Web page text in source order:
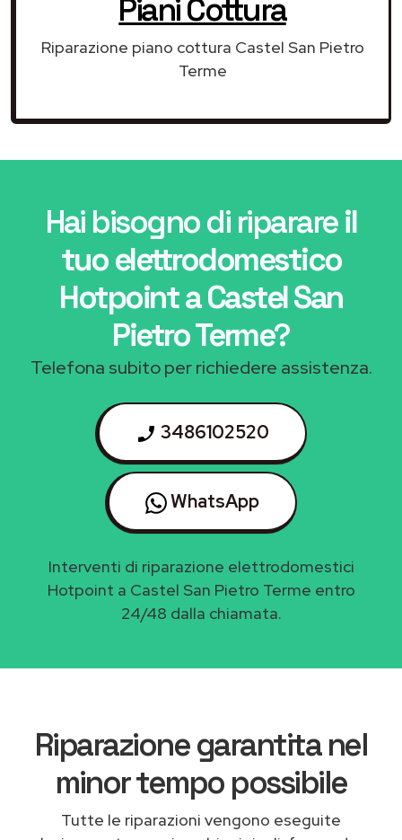
Piani Cottura
Riparazione piano cottura Castel San Pietro
Terme
Hai bisogno di riparareil
tuo elettrodomestico
Hotpoint a Castel San
Pietro Terme?
Telefona subito per richiedere assistenza.
3486102520
WhatsApp
Interventi di riparazione elettrodomestici
Hotpoint a Castel San Pietro Terme entro
24/48 dalla chiamata.
Riparazione garantita nel
minor tempo possibile
Tutte le riparazioni vengono eseguite